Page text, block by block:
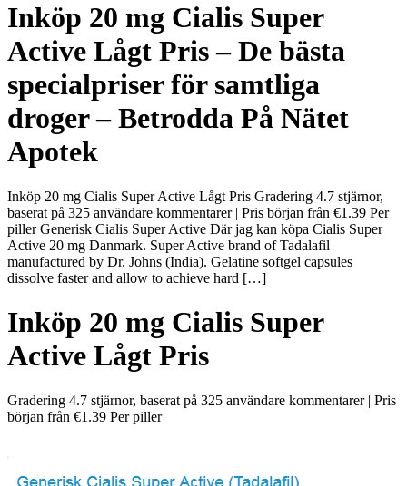
Inköp 20 mg Cialis Super
Active Lågt Pris – De bästa
specialpriser för samtliga
droger – Betrodda På Nätet
Apotek
Inköp 20 mg Cialis Super Active Lågt Pris Gradering 4.7 stjärnor,
baserat på 325 användare kommentarer | Pris början från €1.39 Per
piller Generisk Cialis Super Active Där jag kan köpa Cialis Super
Active 20 mg Danmark. Super Active brand of Tadalafil
manufactured by Dr. Johns (India). Gelatine softgel capsules
dissolve faster and allow to achieve hard […]
Inköp 20 mg Cialis Super
Active Lågt Pris
Gradering 4.7 stjärnor, baserat på 325 användare kommentarer| Pris
början från €1.39 Per piller